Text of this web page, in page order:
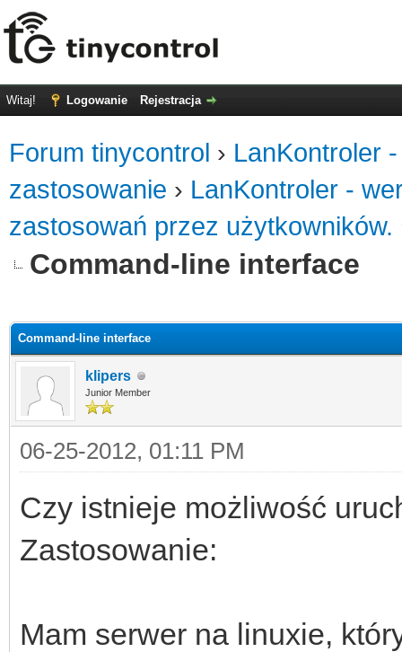
Witaj! Logowanie Rejestracja
Forum tinycontrol › LanKontroler
zastosowanie › LanKontroler -
zastosowań przez użytkowników.
Command-line interface
Command-line interface
klipers
Junior Member
06-25-2012, 01:11 PM
Czy istnieje możliwość
Zastosowanie:
Mam serwer na linuxie,